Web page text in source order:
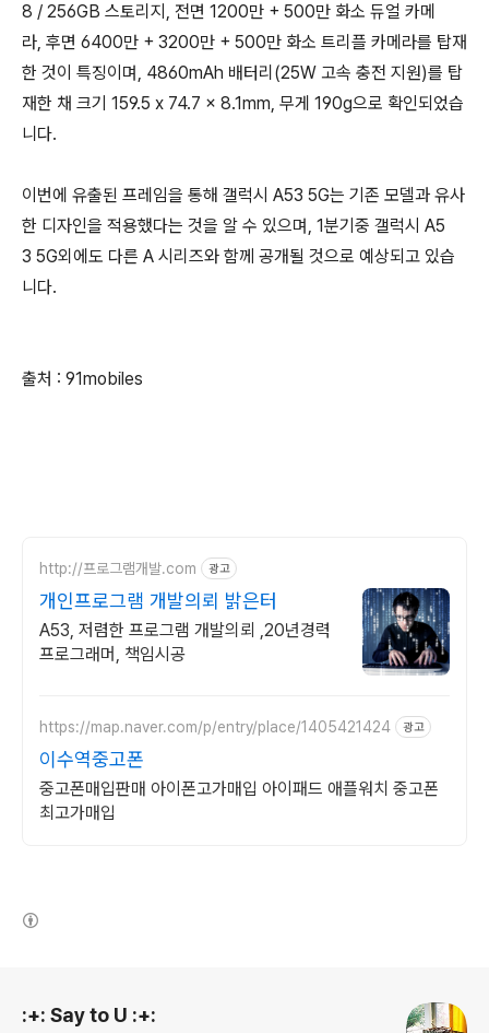
8 / 256GB 스토리지, 전면 1200만 + 500만 화소 듀얼 카메
라, 후면 6400만 + 3200만 + 500만 화소 트리플 카메라를 탑재
한 것이 특징이며, 4860mAh 배터리(25W 고속 충전 지원)를 탑
재한 채 크기 159.5 x 74.7 x 8.1mm, 무게 190g으로 확인되었습
니다.
이번에 유출된 프레임을 통해 갤럭시 A53 5G는 기존 모델과 유사
한 디자인을 적용했다는 것을 알 수 있으며, 1분기중 갤럭시 A5
3 5G외에도 다른 A 시리즈와 함께 공개될 것으로 예상되고 있습
니다.
출처 : 91mobiles
http://프로그램개발.com 광고
개인프로그램 개발의뢰 밝은터
A53, 저렴한 프로그램 개발의뢰 ,20년경력
프로그래머, 책임시공
https://map.naver.com/p/entry/place/1405421424 광고
이수역중고폰
중고폰매입판매 아이폰고가매입 아이패드 애플워치 중고폰
최고가매입
:+: Say to U :+: